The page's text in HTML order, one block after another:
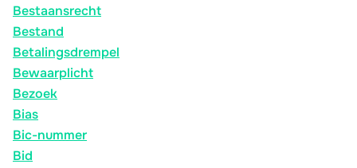
Bestaansrecht
Bestand
Betalingsdrempel
Bewaarplicht
Bezoek
Bias
Bic-nummer
Bid